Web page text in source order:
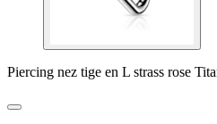
Piercing nez tige en L strass rose